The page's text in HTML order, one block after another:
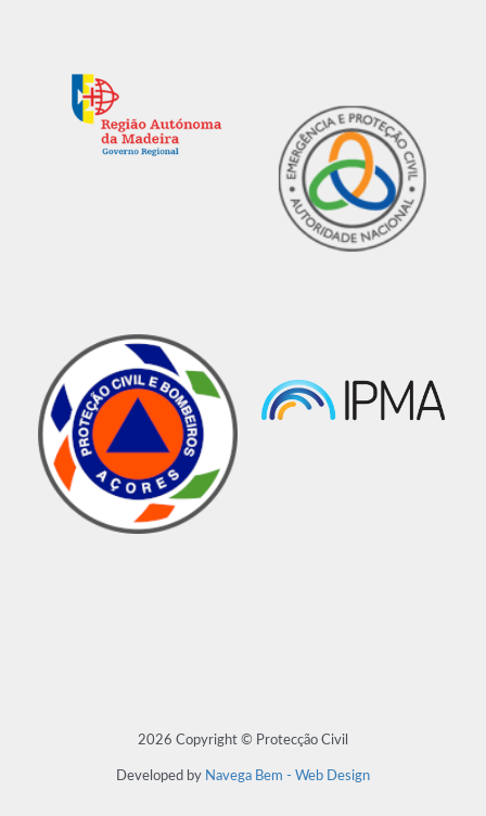
2026 Copyright © Protecção Civil
Developed by Navega Bem - Web Design